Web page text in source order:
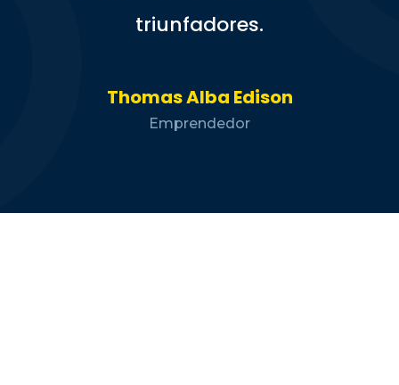
triunfadores.
Thomas Alba Edison
Emprendedor